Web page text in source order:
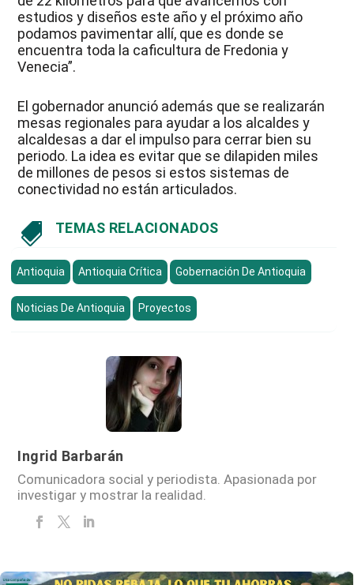
estudios y diseños este año y el próximo año
podamos pavimentar allí, que es donde se
encuentra toda la caficultura de Fredonia y
Venecia”.
El gobernador anunció además que se realizarán
mesas regionales para ayudar a los alcaldes y
alcaldesas a dar el impulso para cerrar bien su
periodo. La idea es evitar que se dilapiden miles
de millones de pesos si estos sistemas de
conectividad no están articulados.
 TEMAS RELACIONADOS
Antioquia Antioquia Crítica Gobernación De Antioquia
Noticias De Antioquia Proyectos
Ingrid Barbarán
Comunicadora social y periodista. Apasionada por
investigar y mostrar la realidad.